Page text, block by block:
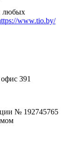
любых
www.tio.by/
391
№ 192745765